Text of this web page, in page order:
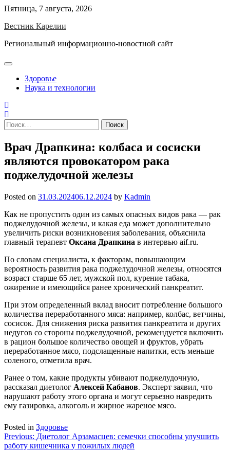
Skip
content
Пятница, 7 августа, 2026
Вестник Карелии
Региональный информационно-новостной сайт
Здоровье
Наука и технологии
Найти:
Врач Драпкина: колбаса и сосиски
являются провокатором рака
поджелудочной железы
Posted on 31.03.202406.12.2024 by Kadmin
Как не пропустить один из самых опасных видов рака — рак
поджелудочной железы, и какая еда может дополнительно
увеличить риски возникновения заболевания, объяснила
главный терапевт Оксана Драпкина в интервью aif.ru.
По словам специалиста, к факторам, повышающим
вероятность развития рака поджелудочной железы, относятся
возраст старше 65 лет, мужской пол, курение табака,
ожирение и имеющийся ранее хронический панкреатит.
При этом определенный вклад вносит потребление большого
количества переработанного мяса: например, колбас, ветчины,
сосисок. Для снижения риска развития панкреатита и других
недугов со стороны поджелудочной, рекомендуется включить
в рацион большое количество овощей и фруктов, убрать
переработанное мясо, подслащенные напитки, есть меньше
соленого, отметила врач.
Ранее о том, какие продукты убивают поджелудочную,
рассказал диетолог Алексей Кабанов. Эксперт заявил, что
нарушают работу этого органа и могут серьезно навредить
ему газировка, алкоголь и жирное жареное мясо.
Posted in Здоровье
Навигация
Previous: Диетолог Арзамасцев: семечки способны улучшить
работу кишечника у пожилых людей